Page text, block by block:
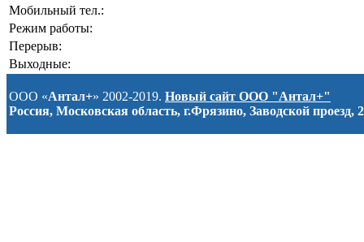
Мобильный тел.:
Режим работы:
Перерыв:
Выходные:
ООО «Антал+» 2002-2019. Новый сайт ООО "Антал+"
Россия, Московская область, г.Фрязино, Заводской проезд, 2